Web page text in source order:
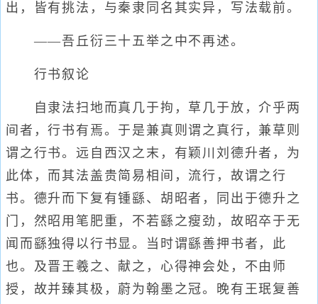
出，皆有挑法，与秦隶同名其实异，写法载前。
——吾丘衍三十五举之中不再述。
行书叙论
自隶法扫地而真几于拘，草几于放，介乎两
间者，行书有焉。于是兼真则谓之真行，兼草则
谓之行书。远自西汉之末，有颖川刘德升者，为
此体，而其法盖贵简易相间，流行，故谓之行
书。德升而下复有锺繇、胡昭者，同出于德升之
门，然昭用笔肥重，不若繇之瘦劲，故昭卒于无
闻而繇独得以行书显。当时谓繇善押书者，此
也。及晋王羲之、献之，心得神会处，不由师
授，故并臻其极，蔚为翰墨之冠。晚有王珉复善